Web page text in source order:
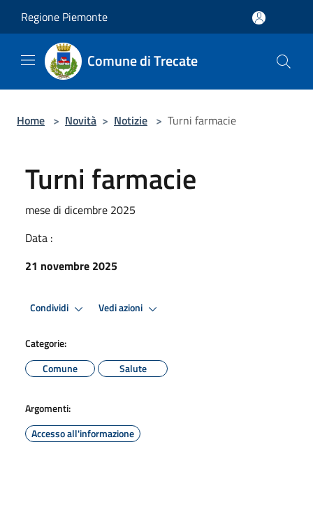
Regione Piemonte
Comune di Trecate
Home > Novità > Notizie > Turni farmacie
Turni farmacie
mese di dicembre 2025
Data :
21 novembre 2025
Condividi Vedi azioni
Categorie:
Comune
Salute
Argomenti:
Accesso all'informazione